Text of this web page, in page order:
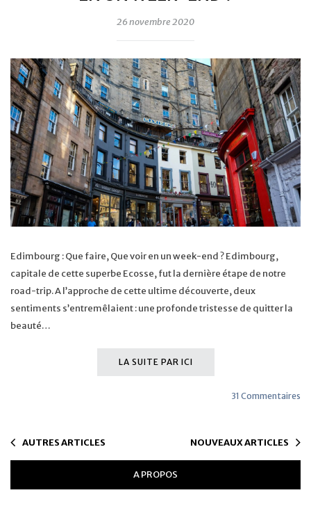
26 novembre 2020
Edimbourg : Que faire, Que voir en un week-end ? Edimbourg,
capitale de cette superbe Ecosse, fut la dernière étape de notre
road-trip. A l’approche de cette ultime découverte, deux
sentiments s’entremêlaient : une profonde tristesse de quitter la
beauté…
LA SUITE PAR ICI
31 Commentaires
AUTRES ARTICLES NOUVEAUX ARTICLES
A PROPOS